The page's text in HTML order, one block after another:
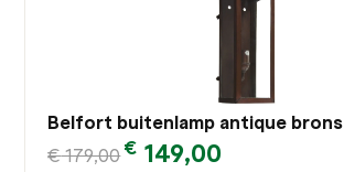
Belfort buitenlamp antique brons
€179,00€ 149,00